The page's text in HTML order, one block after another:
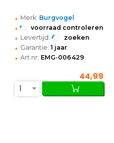
• Merk: Burgvogel
• voorraad controleren
• Levertijd: zoeken
• Garantie: 1 jaar
• Art.nr: EMG-006429
44,99
1